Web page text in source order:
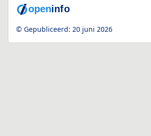
© Gepubliceerd: 20 juni 2026